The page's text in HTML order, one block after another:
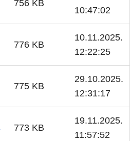
756 KB
10:47:02
776 KB
10.11.2025.
12:22:25
775 KB
29.10.2025.
12:31:17
773 KB
19.11.2025.
11:57:52